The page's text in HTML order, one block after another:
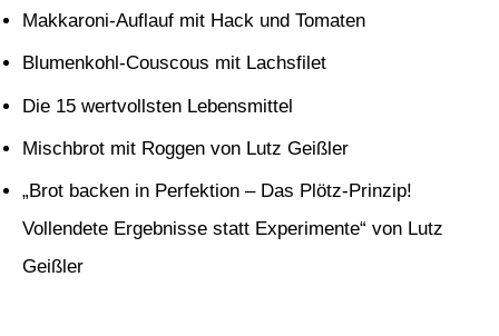
n
n
a
c
h
:
Makkaroni-Auflauf mit Hack und Tomaten
Blumenkohl-Couscous mit Lachsfilet
Die 15 wertvollsten Lebensmittel
Mischbrot mit Roggen von Lutz Geißler
„Brot backen in Perfektion – Das Plötz-Prinzip!
Vollendete Ergebnisse statt Experimente“ von Lutz
Geißler